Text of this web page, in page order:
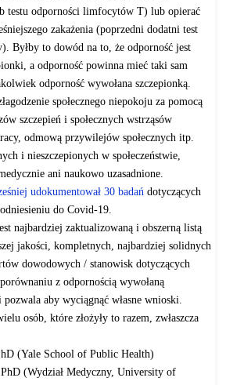
testu odporności limfocytów T) lub opierać
zakażenia (poprzedni dodatni test
Byłby to dowód na to, że odporność jest
a odporność powinna mieć taki sam
odporność wywołana szczepionką.
społecznego niepokoju za pomocą
szczepień i społecznych wstrząsów
odmową przywilejów społecznych itp.
i nieszczepionych w społeczeństwie,
ani naukowo uzasadnione.
udokumentował 30 badań dotyczących
do Covid-19.
najbardziej zaktualizowaną i obszerną listą
jakości, kompletnych, najbardziej solidnych
dowodowych / stanowisk dotyczących
z odpornością wywołaną
aby wyciągnąć własne wnioski.
osób, które złożyły to razem, zwłaszcza
(Yale School of Public Health)
(Wydział Medyczny, University of